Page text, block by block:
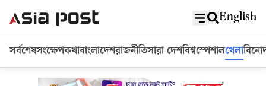
English
সর্বশেষসংক্ষেপকথাবাংলাদেশরাজনীতিসারা দেশবিশ্বস্পেশালখেলা